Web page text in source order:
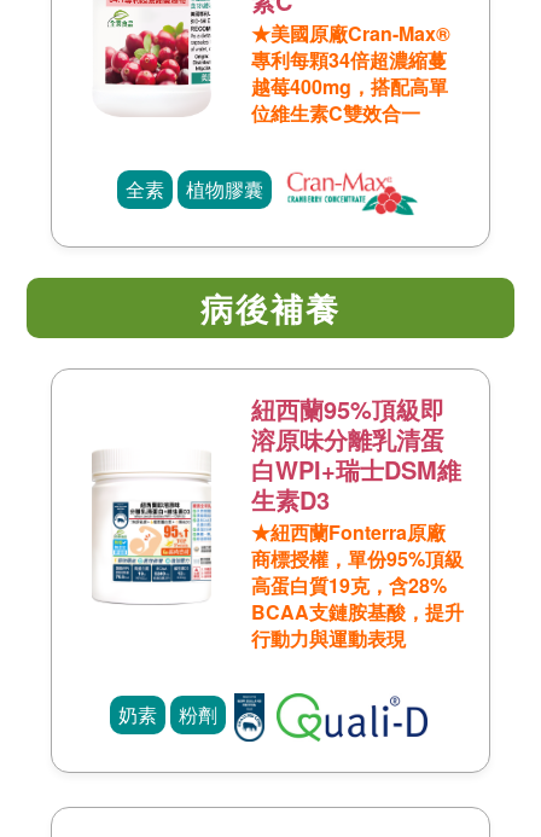
★美國原廠Cran-Max®
專利每顆34倍超濃縮蔓
越莓400mg，搭配高單
位維生素C雙效合一
全素 植物膠囊
病後補養
紐西蘭95%頂級即
溶原味分離乳清蛋
白WPI+瑞士DSM維
生素D3
★紐西蘭Fonterra原廠
商標授權，單份95%頂級
高蛋白質19克，含28%
BCAA支鏈胺基酸，提升
行動力與運動表現
奶素 粉劑